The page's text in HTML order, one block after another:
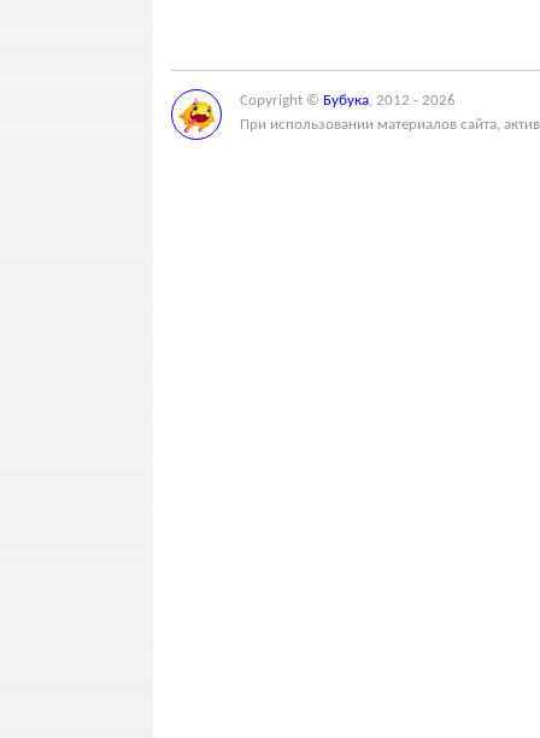
Copyright © Бубука, 2012 - 2026
При использовании материалов сайта,